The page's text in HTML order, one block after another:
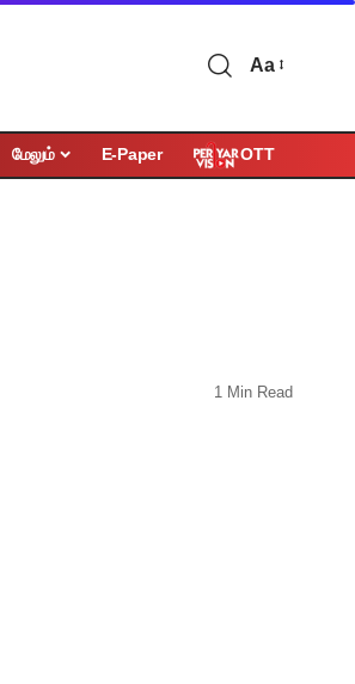
Aa
மேலும் E-Paper OTT
1 Min Read